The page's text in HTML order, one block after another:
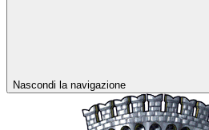
Nascondi la navigazione